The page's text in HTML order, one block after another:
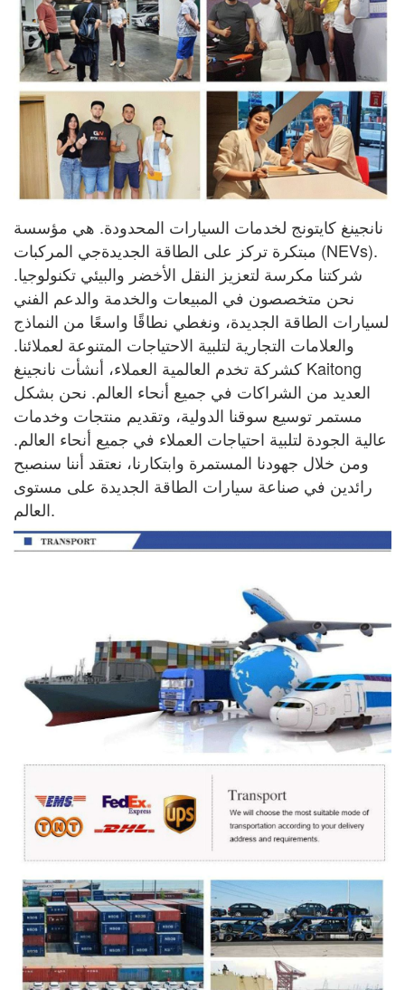
نانجينغ كايتونج لخدمات السيارات المحدودة. هي مؤسسة
مبتكرة تركز على الطاقة الجديدةجي المركبات (NEVs).
شركتنا مكرسة لتعزيز النقل الأخضر والبيئي تكنولوجيا.
نحن متخصصون في المبيعات والخدمة والدعم الفني
لسيارات الطاقة الجديدة، ونغطي نطاقًا واسعًا من النماذج
والعلامات التجارية لتلبية الاحتياجات المتنوعة لعملائنا.
كشركة تخدم العالمية العملاء، أنشأت نانجينغ Kaitong
العديد من الشراكات في جميع أنحاء العالم. نحن بشكل
مستمر توسيع سوقنا الدولية، وتقديم منتجات وخدمات
عالية الجودة لتلبية احتياجات العملاء في جميع أنحاء العالم.
ومن خلال جهودنا المستمرة وابتكارنا، نعتقد أننا سنصبح
رائدين في صناعة سيارات الطاقة الجديدة على مستوى
العالم.